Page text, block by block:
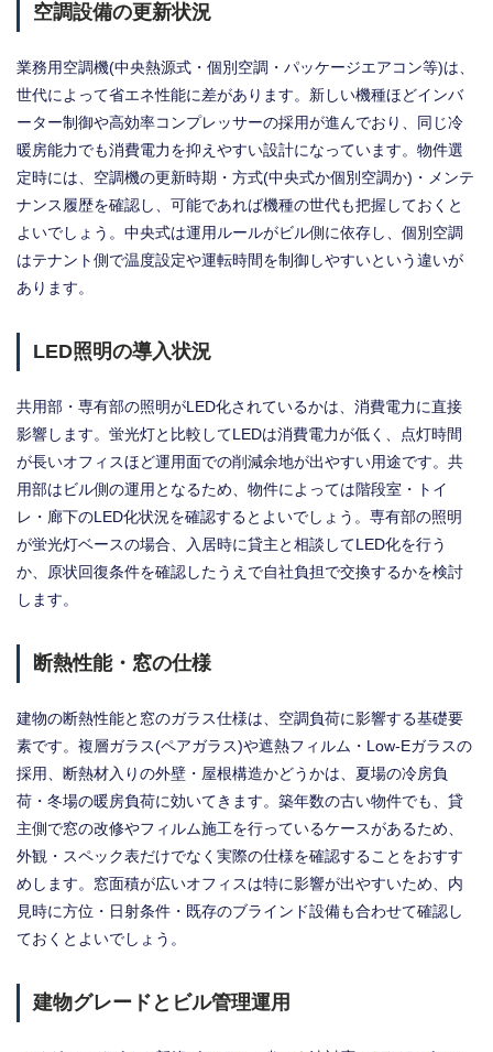
空調設備の更新状況
業務用空調機(中央熱源式・個別空調・パッケージエアコン等)は、
世代によって省エネ性能に差があります。新しい機種ほどインバ
ーター制御や高効率コンプレッサーの採用が進んでおり、同じ冷
暖房能力でも消費電力を抑えやすい設計になっています。物件選
定時には、空調機の更新時期・方式(中央式か個別空調か)・メンテ
ナンス履歴を確認し、可能であれば機種の世代も把握しておくと
よいでしょう。中央式は運用ルールがビル側に依存し、個別空調
はテナント側で温度設定や運転時間を制御しやすいという違いが
あります。
LED照明の導入状況
共用部・専有部の照明がLED化されているかは、消費電力に直接
影響します。蛍光灯と比較してLEDは消費電力が低く、点灯時間
が長いオフィスほど運用面での削減余地が出やすい用途です。共
用部はビル側の運用となるため、物件によっては階段室・トイ
レ・廊下のLED化状況を確認するとよいでしょう。専有部の照明
が蛍光灯ベースの場合、入居時に貸主と相談してLED化を行う
か、原状回復条件を確認したうえで自社負担で交換するかを検討
します。
断熱性能・窓の仕様
建物の断熱性能と窓のガラス仕様は、空調負荷に影響する基礎要
素です。複層ガラス(ペアガラス)や遮熱フィルム・Low-Eガラスの
採用、断熱材入りの外壁・屋根構造かどうかは、夏場の冷房負
荷・冬場の暖房負荷に効いてきます。築年数の古い物件でも、貸
主側で窓の改修やフィルム施工を行っているケースがあるため、
外観・スペック表だけでなく実際の仕様を確認することをおすす
めします。窓面積が広いオフィスは特に影響が出やすいため、内
見時に方位・日射条件・既存のブラインド設備も合わせて確認し
ておくとよいでしょう。
建物グレードとビル管理運用